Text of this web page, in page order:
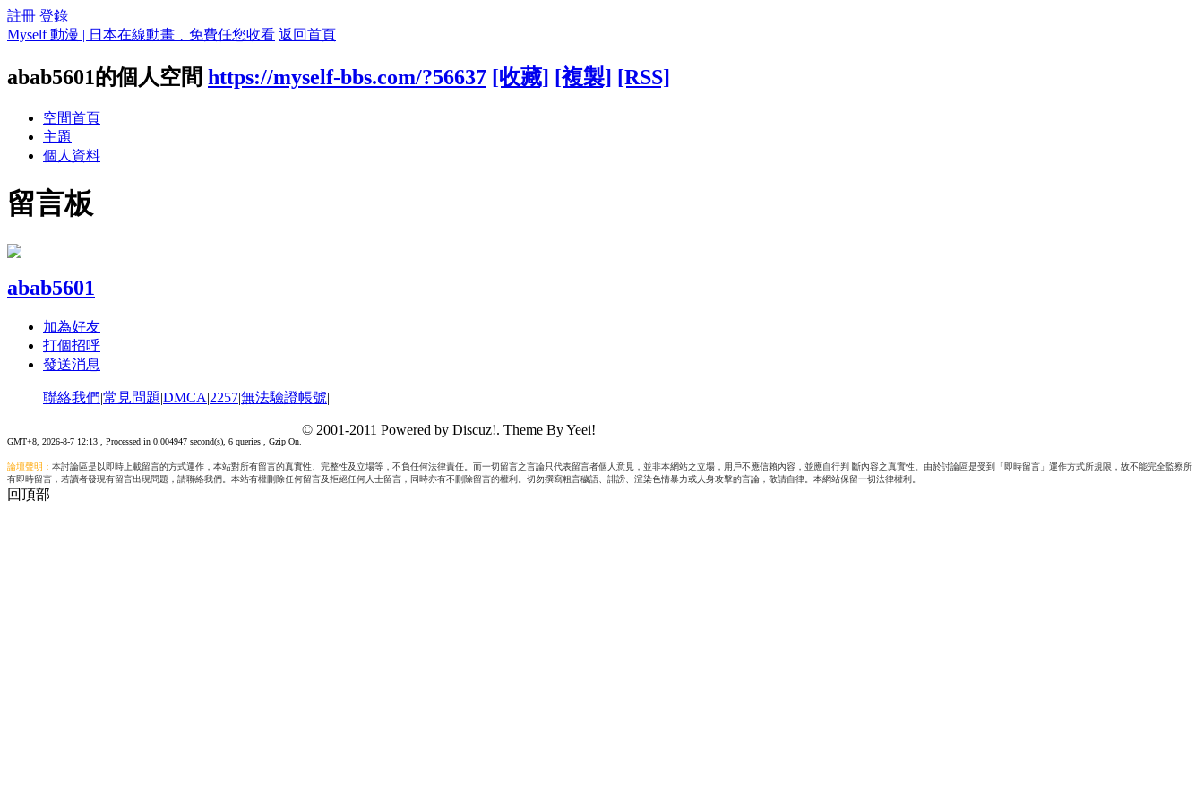
註冊 登錄
Myself 動漫 | 日本在線動畫﹑免費任您收看 返回首頁
abab5601的個人空間 https://myself-bbs.com/?56637 [收藏] [複製] [RSS]
空間首頁
主題
個人資料
留言板
abab5601
加為好友
打個招呼
發送消息
聯絡我們|常見問題|DMCA|2257|無法驗證帳號|
GMT+8, 2026-8-7 12:13 , Processed in 0.004947 second(s), 6 queries , Gzip On.
© 2001-2011 Powered by Discuz!. Theme By Yeei!
論壇聲明： 本討論區是以即時上載留言的方式運作，本站對所有留言的真實性、完整性及立場等，不負任何法律責任。而一切留言之言論只代表留言者個人意見，並非本網站之立場，用戶不應信賴內容，並應自行判 斷內容之真實性。由於討論區是受到「即時留言」運作方式所規限，故不能完全監察所
有即時留言，若讀者發現有留言出現問題，請聯絡我們。本站有權刪除任何留言及拒絕任何人士留言，同時亦有不刪除留言的權利。切勿撰寫粗言穢語、誹謗、渲染色情暴力或人身攻擊的言論，敬請自律。本網站保留一切法律權利。
回頂部